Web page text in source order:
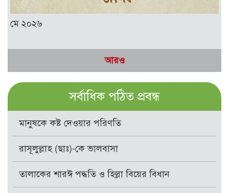
মে ২০২৬
আরও
সর্বাধিক পঠিত প্রবন্ধ
মানুষকে কষ্ট দেওয়ার পরিণতি
রাসূলুল্লাহ (ছাঃ)-কে ভালবাসা
তালাকের শারঈ পদ্ধতি ও হিল্লা বিয়ের বিধান